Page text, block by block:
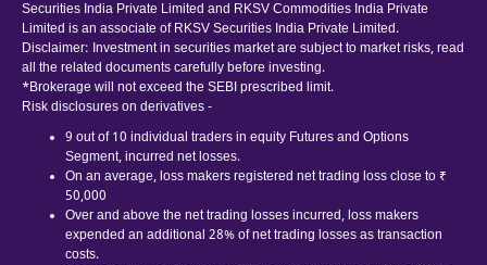
Securities India Private Limited and RKSV Commodities India Private
Limited is an associate of RKSV Securities India Private Limited.
Disclaimer: Investment in securities market are subject to market risks, read
all the related documents carefully before investing.
*Brokerage will not exceed the SEBI prescribed limit.
Risk disclosures on derivatives -
9 out of 10 individual traders in equity Futures and Options
Segment, incurred net losses.
On an average, loss makers registered net trading loss close to ₹
50,000
Over and above the net trading losses incurred, loss makers
expended an additional 28% of net trading losses as transaction
costs.